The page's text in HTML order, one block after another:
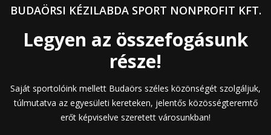
BUDAÖRSI KÉZILABDA SPORT NONPROFIT KFT.
Legyen az összefogásunk
része!
Saját sportolóink mellett Budaörs széles közönségét szolgáljuk,
túlmutatva az egyesületi kereteken, jelentős közösségteremtő
erőt képviselve szeretett városunkban!